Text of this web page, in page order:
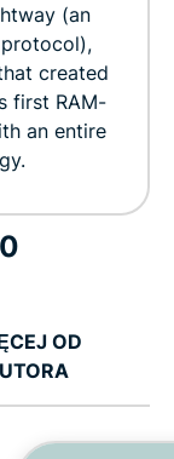
(an
created
first RAM-
an entire
0
OD